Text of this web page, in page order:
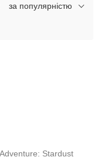
за популярністю